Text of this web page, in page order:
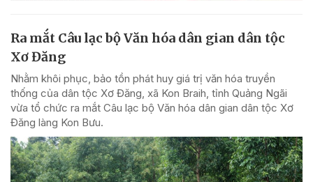
Ra mắt Câu lạc bộ Văn hóa dân gian dân tộc
Xơ Đăng
Nhằm khôi phục, bảo tồn phát huy giá trị văn hóa truyền
thống của dân tộc Xơ Đăng, xã Kon Braih, tỉnh Quảng Ngãi
vừa tổ chức ra mắt Câu lạc bộ Văn hóa dân gian dân tộc Xơ
Đăng làng Kon Bưu.